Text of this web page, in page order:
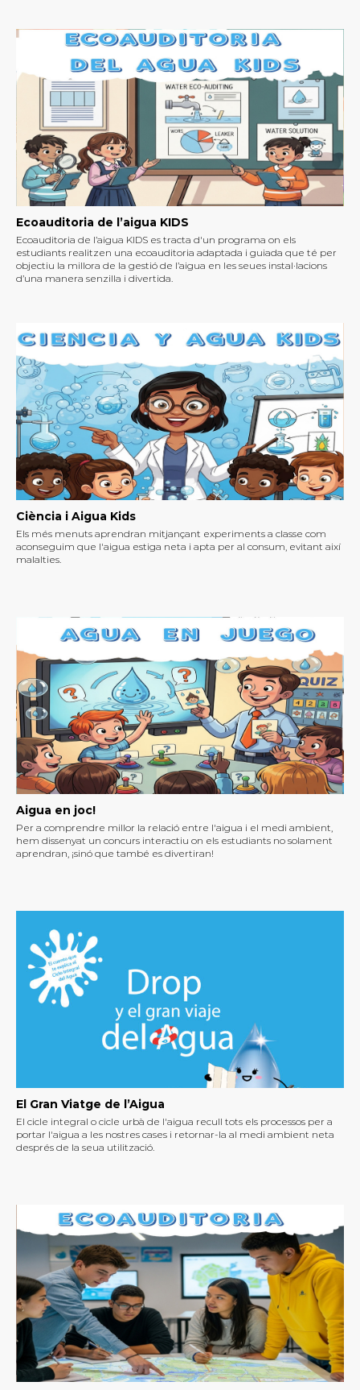
Ecoauditoria de l’aigua KIDS
Ecoauditoria de l’aigua KIDS es tracta d'un programa on els
estudiants realitzen una ecoauditoria adaptada i guiada que té per
objectiu la millora de la gestió de l’aigua en les seues instal·lacions
d’una manera senzilla i divertida.
Ciència i Aigua Kids
Els més menuts aprendran mitjançant experiments a classe com
aconseguim que l'aigua estiga neta i apta per al consum, evitant així
malalties.
Aigua en joc!
Per a comprendre millor la relació entre l'aigua i el medi ambient,
hem dissenyat un concurs interactiu on els estudiants no solament
aprendran, ¡sinó que també es divertiran!
El Gran Viatge de l’Aigua
El cicle integral o cicle urbà de l'aigua recull tots els processos per a
portar l'aigua a les nostres cases i retornar-la al medi ambient neta
després de la seua utilització.